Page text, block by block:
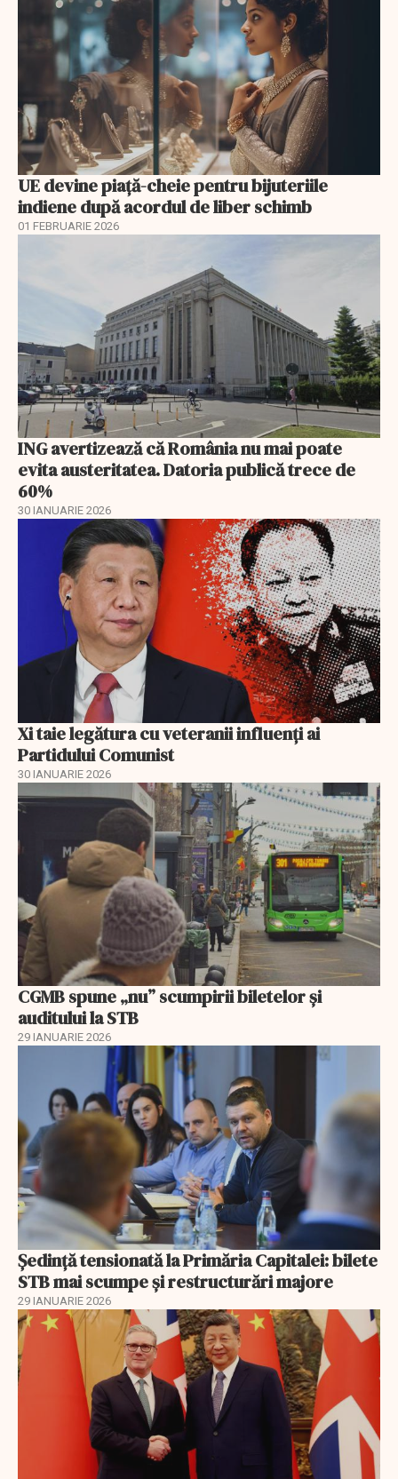
UE devine piață-cheie pentru bijuteriile
indiene după acordul de liber schimb
01 FEBRUARIE 2026
ING avertizează că România nu mai poate
evita austeritatea. Datoria publică trece de
60%
30 IANUARIE 2026
Xi taie legătura cu veteranii influenți ai
Partidului Comunist
30 IANUARIE 2026
CGMB spune „nu” scumpirii biletelor și
auditului la STB
29 IANUARIE 2026
Ședință tensionată la Primăria Capitalei: bilete
STB mai scumpe și restructurări majore
29 IANUARIE 2026